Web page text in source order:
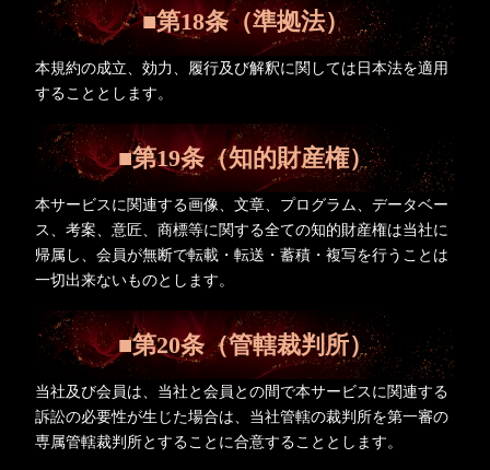
■第18条（準拠法）
本規約の成立、効力、履行及び解釈に関しては日本法を適用
することとします。
■第19条（知的財産権）
本サービスに関連する画像、文章、プログラム、データベー
ス、考案、意匠、商標等に関する全ての知的財産権は当社に
帰属し、会員が無断で転載・転送・蓄積・複写を行うことは
一切出来ないものとします。
■第20条（管轄裁判所）
当社及び会員は、当社と会員との間で本サービスに関連する
訴訟の必要性が生じた場合は、当社管轄の裁判所を第一審の
専属管轄裁判所とすることに合意することとします。